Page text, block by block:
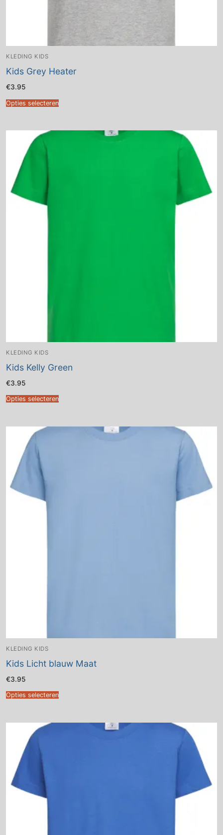
KLEDING KIDS
Kids Grey Heater
€3.95
Opties selecteren
KLEDING KIDS
Kids Kelly Green
€3.95
Opties selecteren
KLEDING KIDS
Kids Licht blauw Maat
€3.95
Opties selecteren